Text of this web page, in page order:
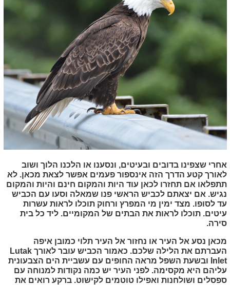
אחרי שצפינו בדובים ובעיטים, ונסענו או הלכנו הלוך ושוב
לאורך קטע הדרך הזה אינספור פעמים אפשר לצאת מכאן. לא
תתפלאו אם תחזרו לכאן עוד היות והמקום חינם והיות והמקום
נגיש. אם יצאתם לכביש הראשי פנו שמאלה וסעו עם הכביש
עד לסופו. מצד ימין מי המפרץ ורחוק תוכלו לראות עשרות
עיטים. תוכלו לראות את הבתים של המקומיים. ליד כל בית
סירה.
מכאן נסע אל העיר או נחזור אל העיר תלוי כמובן איפה
העברתם את הלילה שלכם. כאמור הכביש עובר לאורךLutak
Inlet ובשעת השפל מראה החופים עם עשביית הים הצבעונית
עליהם היא מקסימה. לפני העיר יש כמה נקודות למנוחה עם
ספסלים ושולחנות ואפילו טוטמים לקישוט. ברקע רואים את